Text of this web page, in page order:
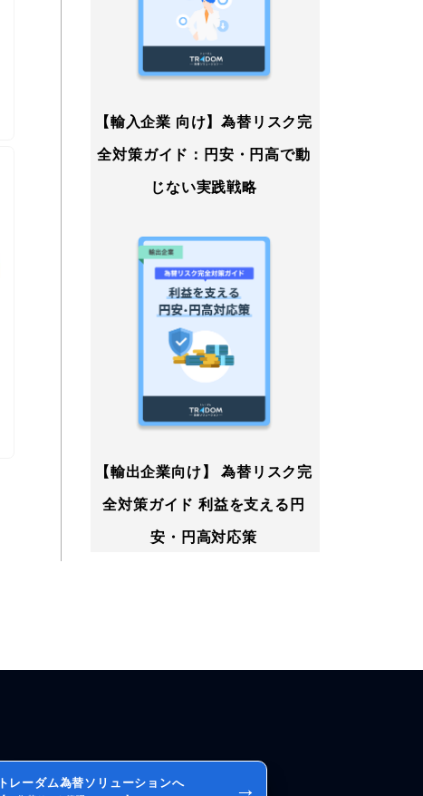
【輸入企業 向け】為替リスク完
全対策ガイド：円安・円高で動
じない実践戦略
【輸出企業向け】 為替リスク完
全対策ガイド 利益を支える円
安・円高対応策
トレーダム為替ソリューションへ →